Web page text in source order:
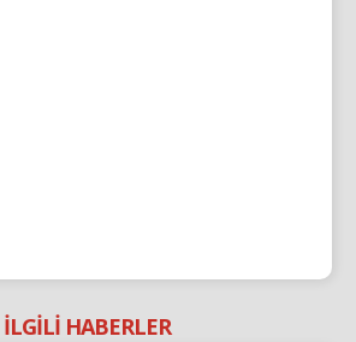
İLGİLİ HABERLER